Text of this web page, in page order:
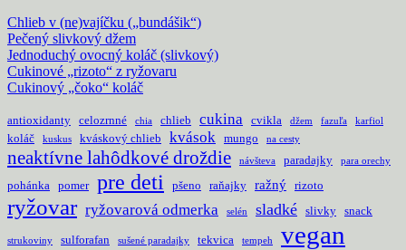
Chlieb v (ne)vajíčku („bundášik“)
Pečený slivkový džem
Jednoduchý ovocný koláč (slivkový)
Cukinové „rizoto“ z ryžovaru
Cukinový „čoko“ koláč
antioxidanty celozrnné chia chlieb cukina cvikla džem fazuľa karfiol
koláč kuskus kváskový chlieb kvások mungo na cesty
neaktívne lahôdkové droždie návšteva paradajky para orechy
pohánka pomer pre deti pšeno raňajky ražný rizoto
ryžovar ryžovarová odmerka selén sladké slivky snack
strukoviny sulforafan sušené paradajky tekvica tempeh vegan